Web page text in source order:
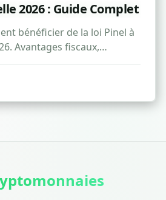
2026 : Guide Complet
bénéficier de la loi Pinel à
Avantages fiscaux,
d'investissement